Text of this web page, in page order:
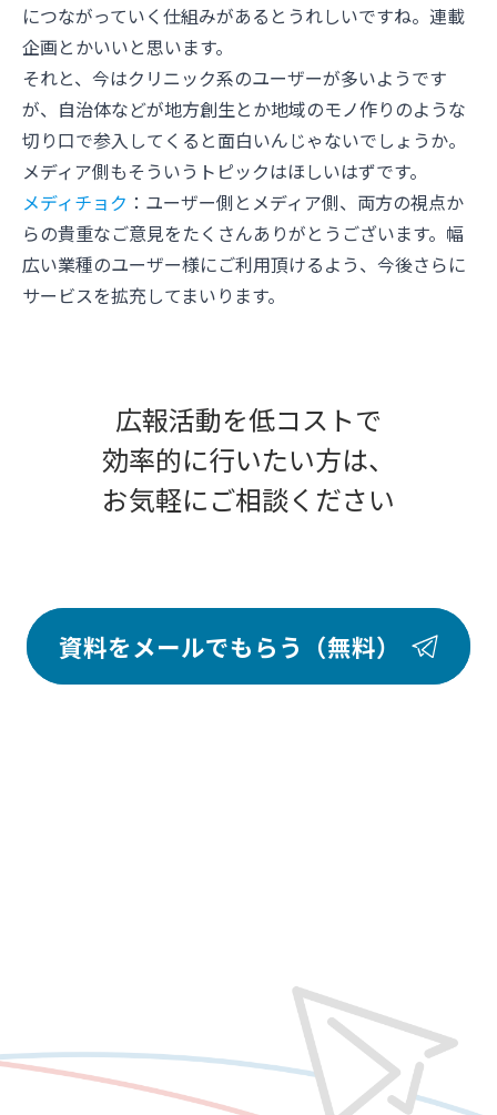
につながっていく仕組みがあるとうれしいですね。連載
企画とかいいと思います。
それと、今はクリニック系のユーザーが多いようです
が、自治体などが地方創生とか地域のモノ作りのような
切り口で参入してくると面白いんじゃないでしょうか。
メディア側もそういうトピックはほしいはずです。
メディチョク ：ユーザー側とメディア側、両方の視点か
らの貴重なご意見をたくさんありがとうございます。幅
広い業種のユーザー様にご利用頂けるよう、今後さらに
サービスを拡充してまいります。
広報活動を低コストで
効率的に行いたい方は、
お気軽にご相談ください
資料をメールでもらう（無料）